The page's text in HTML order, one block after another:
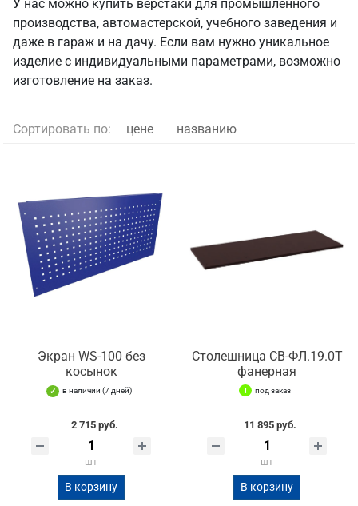
У нас можно купить верстаки для промышленного
производства, автомастерской, учебного заведения и
даже в гараж и на дачу. Если вам нужно уникальное
изделие с индивидуальными параметрами, возможно
изготовление на заказ.
Сортировать по: цене названию
Экран WS-100 без
косынок
в наличии (7 дней)
2 715 руб.
шт
В корзину
Столешница СВ-ФЛ.19.0Т
фанерная
под заказ
11 895 руб.
шт
В корзину